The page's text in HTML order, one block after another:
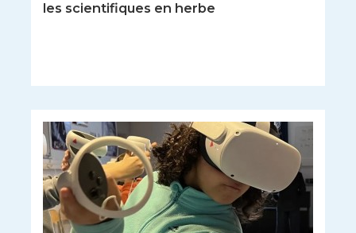
les scientifiques en herbe